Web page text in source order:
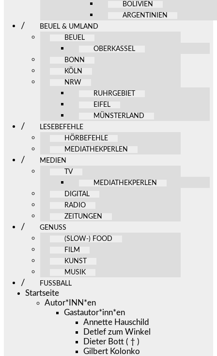
BOLIVIEN
ARGENTINIEN
BEUEL & UMLAND
BEUEL
OBERKASSEL
BONN
KÖLN
NRW
RUHRGEBIET
EIFEL
MÜNSTERLAND
LESEBEFEHLE
HÖRBEFEHLE
MEDIATHEKPERLEN
MEDIEN
TV
MEDIATHEKPERLEN
DIGITAL
RADIO
ZEITUNGEN
GENUSS
(SLOW-) FOOD
FILM
KUNST
MUSIK
FUSSBALL
Startseite
Autor*INN*en
Gastautor*inn*en
Annette Hauschild
Detlef zum Winkel
Dieter Bott ( † )
Gilbert Kolonko